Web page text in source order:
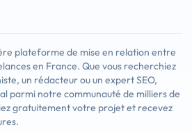
plateforme de mise en relation entre
en France. Que vous recherchiez
un rédacteur ou un expert SEO,
parmi notre communauté de milliers de
gratuitement votre projet et recevez